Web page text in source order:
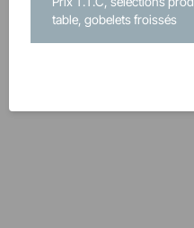
table, gobelets froissés